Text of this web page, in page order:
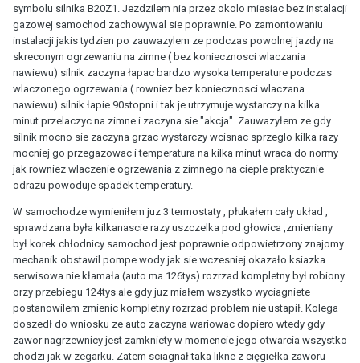
symbolu silnika B20Z1. Jezdzilem nia przez okolo miesiac bez instalacji
gazowej samochod zachowywal sie poprawnie. Po zamontowaniu
instalacji jakis tydzien po zauwazylem ze podczas powolnej jazdy na
skreconym ogrzewaniu na zimne ( bez koniecznosci wlaczania
nawiewu) silnik zaczyna łapac bardzo wysoka temperature podczas
wlaczonego ogrzewania ( rowniez bez koniecznosci wlaczana
nawiewu) silnik łapie 90stopni i tak je utrzymuje wystarczy na kilka
minut przelaczyc na zimne i zaczyna sie "akcja". Zauwazyłem ze gdy
silnik mocno sie zaczyna grzac wystarczy wcisnac sprzeglo kilka razy
mocniej go przegazowac i temperatura na kilka minut wraca do normy
jak rowniez wlaczenie ogrzewania z zimnego na cieple praktycznie
odrazu powoduje spadek temperatury.
W samochodze wymieniłem juz 3 termostaty , płukałem cały układ ,
sprawdzana była kilkanascie razy uszczelka pod głowica ,zmieniany
był korek chłodnicy samochod jest poprawnie odpowietrzony znajomy
mechanik obstawil pompe wody jak sie wczesniej okazało ksiazka
serwisowa nie kłamała (auto ma 126tys) rozrzad kompletny był robiony
orzy przebiegu 124tys ale gdy juz miałem wszystko wyciagniete
postanowilem zmienic kompletny rozrzad problem nie ustapił. Kolega
doszedł do wniosku ze auto zaczyna wariowac dopiero wtedy gdy
zawor nagrzewnicy jest zamkniety w momencie jego otwarcia wszystko
chodzi jak w zegarku. Zatem sciagnał taka likne z cięgiełka zaworu